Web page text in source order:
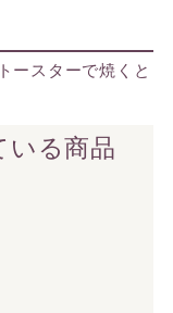
ースターで焼くと
いる商品